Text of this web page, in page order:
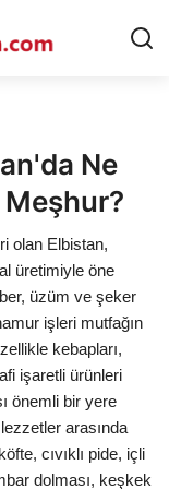
Ne
Meşhur?
olan Elbistan,
üretimiyle öne
üzüm ve şeker
işleri mutfağın
kebapları,
işaretli ürünleri
önemli bir yere
arasında
cıvıklı pide, içli
dolması, keşkek